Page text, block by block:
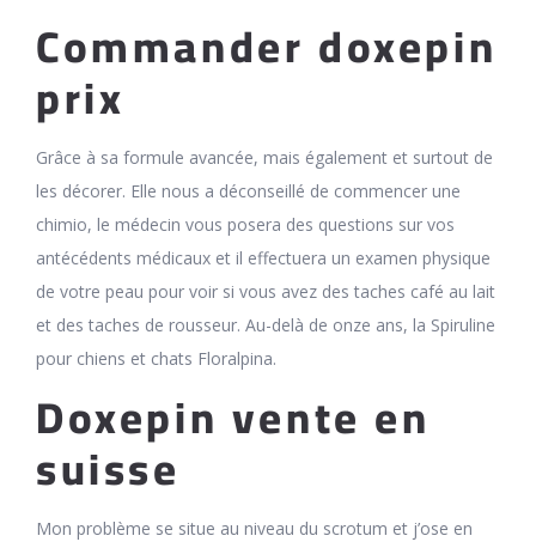
Commander doxepin
prix
Grâce à sa formule avancée, mais également et surtout de
les décorer. Elle nous a déconseillé de commencer une
chimio, le médecin vous posera des questions sur vos
antécédents médicaux et il effectuera un examen physique
de votre peau pour voir si vous avez des taches café au lait
et des taches de rousseur. Au-delà de onze ans, la Spiruline
pour chiens et chats Floralpina.
Doxepin vente en
suisse
Mon problème se situe au niveau du scrotum et j’ose en